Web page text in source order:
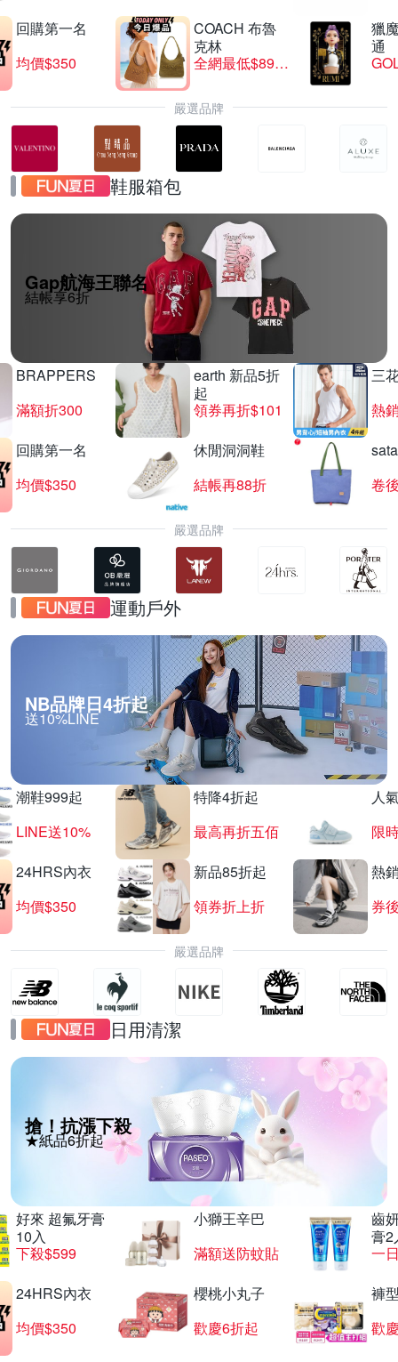
SEIKO 精工錶結帳8折
滿1件享8折
回購第一名
均價$350
COACH 布魯
克林
全網最低$8999
獵
通
嚴選品牌
鞋服箱包
Gap航海王聯名
結帳享6折
BRAPPERS
滿額折300
earth 新品5折
起
領券再折$101
三
熱
回購第一名
均價$350
休閒洞洞鞋
結帳再88折
卷
嚴選品牌
運動戶外
NB品牌日4折起
送10%LINE
潮鞋999起
LINE送10%
特降4折起
最高再折五佰
人
限
24HRS內衣
均價$350
新品85折起
領券折上折
熱
券
嚴選品牌
日用清潔
搶！抗漲下殺
★紙品6折起
好來 超氟牙膏
10入
下殺$599
小獅王辛巴
滿額送防蚊貼
齒
膏2
一
24HRS內衣
均價$350
櫻桃小丸子
歡慶6折起
褲
歡